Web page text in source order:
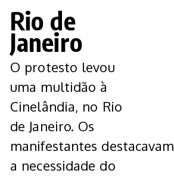
Rio de
Janeiro
O protesto levou
uma multidão à
Cinelândia, no Rio
de Janeiro. Os
manifestantes destacavam
a necessidade do